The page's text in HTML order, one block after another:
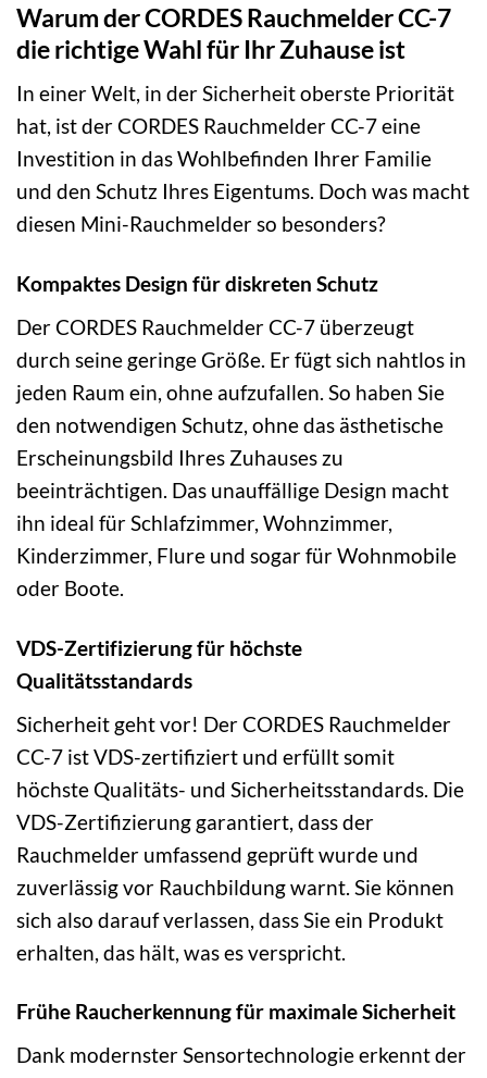
Warum der CORDES Rauchmelder CC-7
die richtige Wahl für Ihr Zuhause ist
In einer Welt, in der Sicherheit oberste Priorität
hat, ist der CORDES Rauchmelder CC-7 eine
Investition in das Wohlbefinden Ihrer Familie
und den Schutz Ihres Eigentums. Doch was macht
diesen Mini-Rauchmelder so besonders?
Kompaktes Design für diskreten Schutz
Der CORDES Rauchmelder CC-7 überzeugt
durch seine geringe Größe. Er fügt sich nahtlos in
jeden Raum ein, ohne aufzufallen. So haben Sie
den notwendigen Schutz, ohne das ästhetische
Erscheinungsbild Ihres Zuhauses zu
beeinträchtigen. Das unauffällige Design macht
ihn ideal für Schlafzimmer, Wohnzimmer,
Kinderzimmer, Flure und sogar für Wohnmobile
oder Boote.
VDS-Zertifizierung für höchste
Qualitätsstandards
Sicherheit geht vor! Der CORDES Rauchmelder
CC-7 ist VDS-zertifiziert und erfüllt somit
höchste Qualitäts- und Sicherheitsstandards. Die
VDS-Zertifizierung garantiert, dass der
Rauchmelder umfassend geprüft wurde und
zuverlässig vor Rauchbildung warnt. Sie können
sich also darauf verlassen, dass Sie ein Produkt
erhalten, das hält, was es verspricht.
Frühe Raucherkennung für maximale Sicherheit
Dank modernster Sensortechnologie erkennt der